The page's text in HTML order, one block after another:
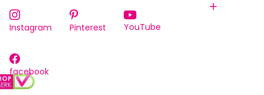
Instagram Pinterest YouTube
facebook